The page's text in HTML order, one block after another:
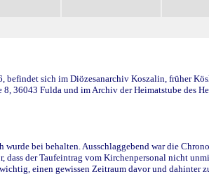
befindet sich im Diözesanarchiv Koszalin, früher
8, 36043 Fulda und im Archiv der Heimatstube des
bei behalten. Ausschlaggebend war die
dass der Taufeintrag vom Kirchenpersonal nicht
einen gewissen Zeitraum davor und dahinter